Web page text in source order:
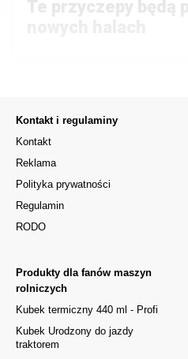
Te przyczepy będą
Kontakt i regulaminy
Kontakt
Reklama
Polityka prywatności
Regulamin
RODO
Produkty dla fanów maszyn
rolniczych
Kubek termiczny 440 ml - Profi
Kubek Urodzony do jazdy
traktorem